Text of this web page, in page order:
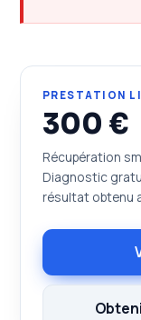
PRESTATION
300 €
Récupération
Diagnostic
résultat obtenu